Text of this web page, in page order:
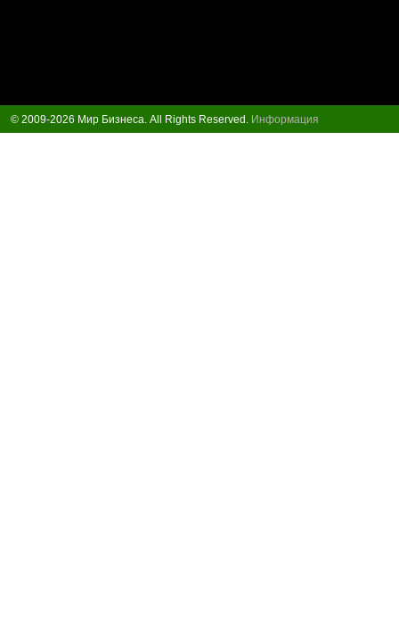
© 2009-2026 Мир Бизнеса. All Rights Reserved. Информация